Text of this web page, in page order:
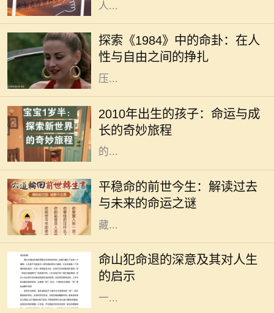
人...
探索《1984》中的命卦：在人
性与自由之间的挣扎
《1984》是乔治·奥威尔所著的一部
经典反乌托邦小说，故事设定在一个
极权主义高度控制的社会中。在这个
社会中，个人的自由被巨大的监控和
压...
2010年出生的孩子：命运与成
长的奇妙旅程
2010年，对于许多家庭而言，是一个
充满希望与期待的年份。这一年出生
的孩子，恰如其分地承载了新时代的
特质。今天，我们不仅探讨这些孩子
的...
平稳命的前世今生：解读过去
与未来的命运之谜
每个人都想知道自己的命运如何，尤
其是那些平稳命的人。他们往往生活
安稳，事业顺利，不会遇到太多的波
折与挑战。然而，这种命运背后又蕴
藏...
命山犯命退的深意及其对人生
的启示
在中华传统文化中，命理学是一门神
秘而深邃的学问。它不仅涉及个人的
命运走向，还揭示了人与天地之间的
奥秘。在命理中，“命山犯命退”这
一...
在这个纷繁复杂的世界中，我们常常